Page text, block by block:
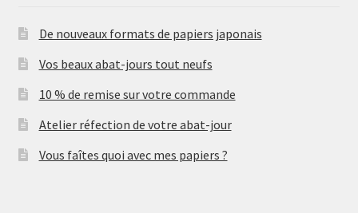
De nouveaux formats de papiers japonais
Vos beaux abat-jours tout neufs
10 % de remise sur votre commande
Atelier réfection de votre abat-jour
Vous faîtes quoi avec mes papiers ?